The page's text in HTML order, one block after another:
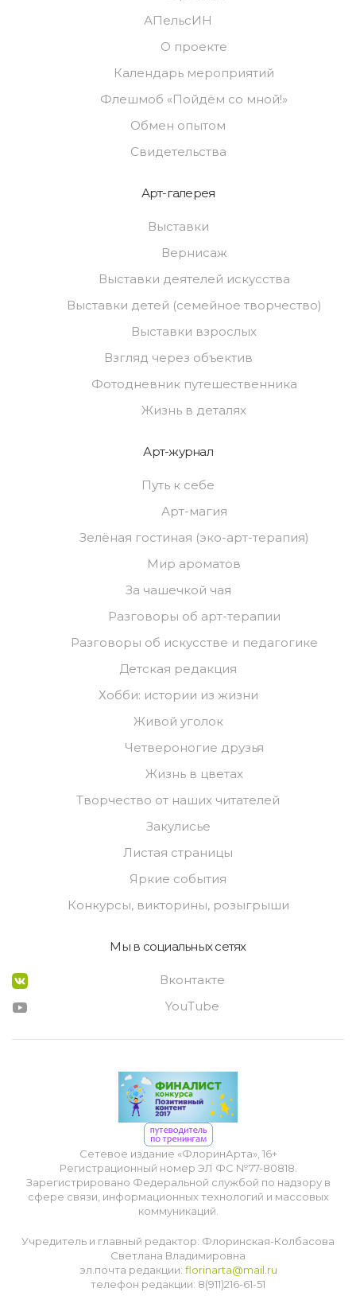
АПельсИН
О проекте
Календарь мероприятий
Флешмоб «Пойдём со мной!»
Обмен опытом
Свидетельства
Арт-галерея
Выставки
Вернисаж
Выставки деятелей искусства
Выставки детей (семейное творчество)
Выставки взрослых
Взгляд через объектив
Фотодневник путешественника
Жизнь в деталях
Арт-журнал
Путь к себе
Арт-магия
Зелёная гостиная (эко-арт-терапия)
Мир ароматов
За чашечкой чая
Разговоры об арт-терапии
Разговоры об искусстве и педагогике
Детская редакция
Хобби: истории из жизни
Живой уголок
Четвероногие друзья
Жизнь в цветах
Творчество от наших читателей
Закулисье
Листая страницы
Яркие события
Конкурсы, викторины, розыгрыши
Мы в социальных сетях
Вконтакте
YouTube
Сетевое издание «ФлоринАрта», 16+
Регистрационный номер ЭЛ ФС №77-80818.
Зарегистрировано Федеральной службой по надзору в
сфере связи, информационных технологий и массовых
коммуникаций.
Учредитель и главный редактор: Флоринская-Колбасова
Светлана Владимировна
эл.почта редакции: florinarta@mail.ru
телефон редакции: 8(911)216-61-51